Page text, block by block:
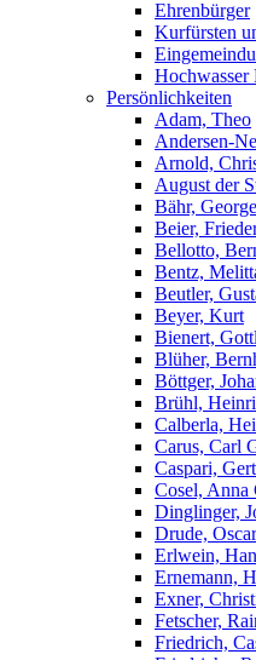
Ehrenbürger
Kurfürsten
Hochwasser
Persönlichkeiten
Adam, Theo
Andersen-
Arnold,
August der
Bähr, George
Beier,
Bellotto,
Bentz,
Beutler,
Beyer, Kurt
Bienert,
Blüher,
Böttger,
Brühl,
Calberla,
Carus, Carl
Caspari,
Cosel, Anna
Dinglinger,
Drude, Oscar
Erlwein,
Ernemann,
Exner,
Fetscher,
Friedrich,